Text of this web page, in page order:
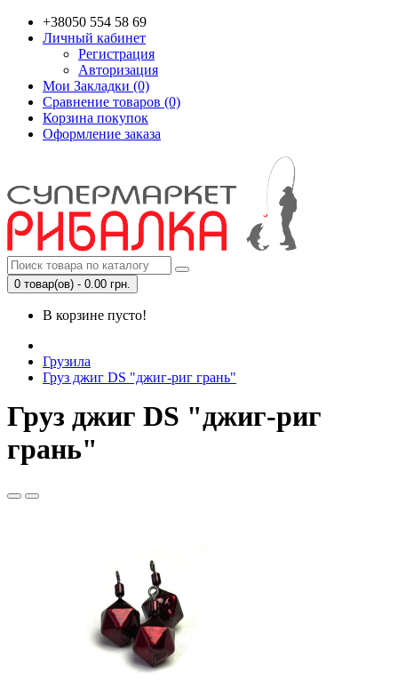
+38050 554 58 69
Личный кабинет
Регистрация
Авторизация
Мои Закладки (0)
Сравнение товаров (0)
Корзина покупок
Оформление заказа
0 товар(ов) - 0.00 грн.
В корзине пусто!
Грузила
Груз джиг DS "джиг-риг грань"
Груз джиг DS "джиг-риг
грань"